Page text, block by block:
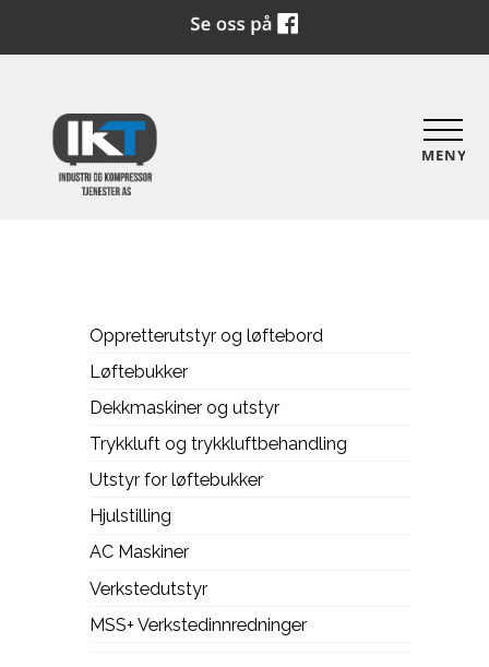
MENY
Oppretterutstyr og løftebord
Løftebukker
Dekkmaskiner og utstyr
Trykkluft og trykkluftbehandling
Utstyr for løftebukker
Hjulstilling
AC Maskiner
Verkstedutstyr
MSS+ Verkstedinnredninger